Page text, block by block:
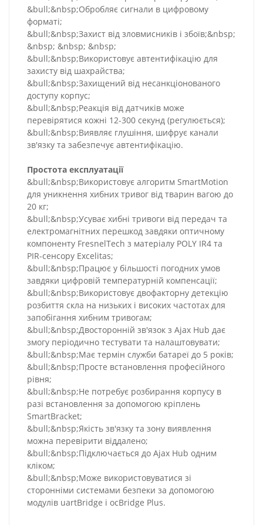
&bull;&nbsp;Обробляє сигнали в цифровому
форматі;
&bull;&nbsp;Захист від зловмисників і збоїв;&nbsp;
&nbsp; &nbsp; &nbsp;
&bull;&nbsp;Використовує автентифікацію для
захисту від шахрайства;
&bull;&nbsp;Захищений від несанкціонованого
доступу корпус;
&bull;&nbsp;Реакція від датчиків може
перевірятися кожні 12-300 секунд (регулюється);
&bull;&nbsp;Виявляє глушіння, шифрує канали
зв'язку та забезпечує автентифікацію.
Простота експлуатації
&bull;&nbsp;Використовує алгоритм SmartMotion
для уникнення хибних тривог від тварин вагою до
20 кг;
&bull;&nbsp;Усуває хибні тривоги від передач та
електромагнітних перешкод завдяки оптичному
компоненту FresnelTech з матеріалу POLY IR4 та
PIR-сенсору Excelitas;
&bull;&nbsp;Працює у більшості погодних умов
завдяки цифровій температурній компенсації;
&bull;&nbsp;Використовує двофакторну детекцію
розбиття скла на низьких і високих частотах для
запобігання хибним тривогам;
&bull;&nbsp;Двосторонній зв'язок з Ajax Hub дає
змогу періодично тестувати та налаштовувати;
&bull;&nbsp;Має термін служби батареї до 5 років;
&bull;&nbsp;Просте встановлення професійного
рівня;
&bull;&nbsp;Не потребує розбирання корпусу в
разі встановлення за допомогою кріплень
SmartBracket;
&bull;&nbsp;Якість зв'язку та зону виявлення
можна перевірити віддалено;
&bull;&nbsp;Підключається до Ajax Hub одним
кліком;
&bull;&nbsp;Може використовуватися зі
сторонніми системами безпеки за допомогою
модулів uartBridge і ocBridge Plus.